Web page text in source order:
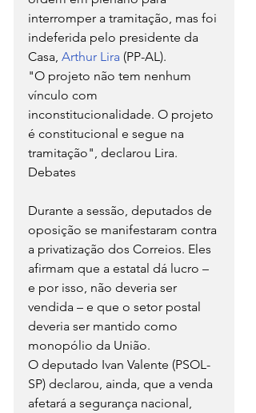
interromper a tramitação, mas foi
indeferida pelo presidente da
Casa, Arthur Lira (PP-AL).
"O projeto não tem nenhum
vínculo com
inconstitucionalidade. O projeto
é constitucional e segue na
tramitação", declarou Lira.
Debates
Durante a sessão, deputados de
oposição se manifestaram contra
a privatização dos Correios. Eles
afirmam que a estatal dá lucro –
e por isso, não deveria ser
vendida – e que o setor postal
deveria ser mantido como
monopólio da União.
O deputado Ivan Valente (PSOL-
SP) declarou, ainda, que a venda
afetará a segurança nacional,